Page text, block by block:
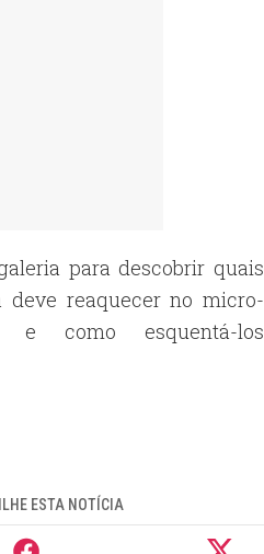
para descobrir quais
deve reaquecer no micro-
e como esquentá-los
ESTA NOTÍCIA